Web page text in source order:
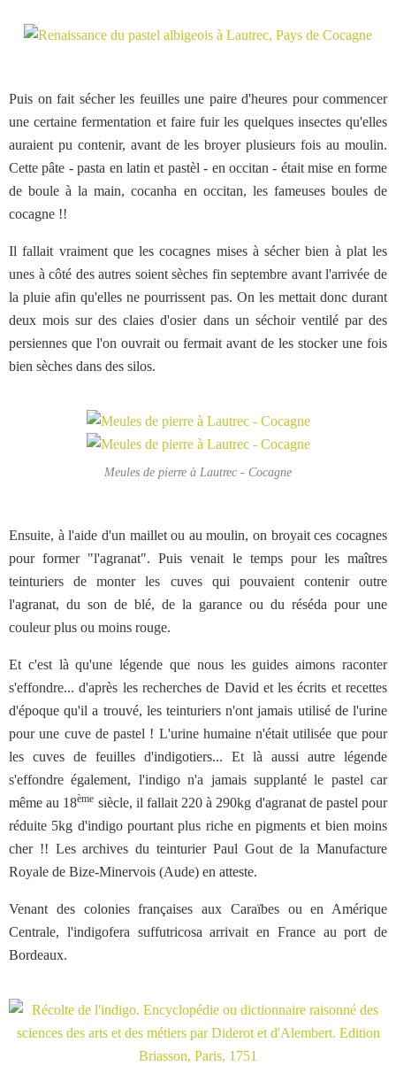
Puis on fait sécher les feuilles une paire d'heures pour commencer
une certaine fermentation et faire fuir les quelques insectes qu'elles
auraient pu contenir, avant de les broyer plusieurs fois au moulin.
Cette pâte - pasta en latin et pastèl - en occitan - était mise en forme
de boule à la main, cocanha en occitan, les fameuses boules de
cocagne !!
Il fallait vraiment que les cocagnes mises à sécher bien à plat les
unes à côté des autres soient sèches fin septembre avant l'arrivée de
la pluie afin qu'elles ne pourrissent pas. On les mettait donc durant
deux mois sur des claies d'osier dans un séchoir ventilé par des
persiennes que l'on ouvrait ou fermait avant de les stocker une fois
bien sèches dans des silos.
Meules de pierre à Lautrec - Cocagne
Ensuite, à l'aide d'un maillet ou au moulin, on broyait ces cocagnes
pour former "l'agranat". Puis venait le temps pour les maîtres
teinturiers de monter les cuves qui pouvaient contenir outre
l'agranat, du son de blé, de la garance ou du réséda pour une
couleur plus ou moins rouge.
Et c'est là qu'une légende que nous les guides aimons raconter
s'effondre... d'après les recherches de David et les écrits et recettes
d'époque qu'il a trouvé, les teinturiers n'ont jamais utilisé de l'urine
pour une cuve de pastel ! L'urine humaine n'était utilisée que pour
les cuves de feuilles d'indigotiers... Et là aussi autre légende
s'effondre également, l'indigo n'a jamais supplanté le pastel car
même au 18ème siècle, il fallait 220 à 290kg d'agranat de pastel pour
réduite 5kg d'indigo pourtant plus riche en pigments et bien moins
cher !! Les archives du teinturier Paul Gout de la Manufacture
Royale de Bize-Minervois (Aude) en atteste.
Venant des colonies françaises aux Caraïbes ou en Amérique
Centrale, l'indigofera suffutricosa arrivait en France au port de
Bordeaux.